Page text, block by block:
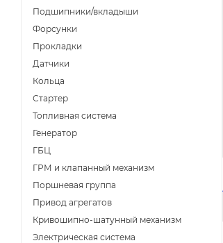
Подшипники/вкладыши
Форсунки
Прокладки
Датчики
Кольца
Стартер
Топливная система
Генератор
ГБЦ
ГРМ и клапанный механизм
Поршневая группа
Привод агрегатов
Кривошипно-шатунный механизм
Электрическая система